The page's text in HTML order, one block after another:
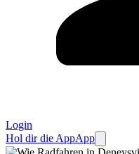
Login
Hol dir die AppApp